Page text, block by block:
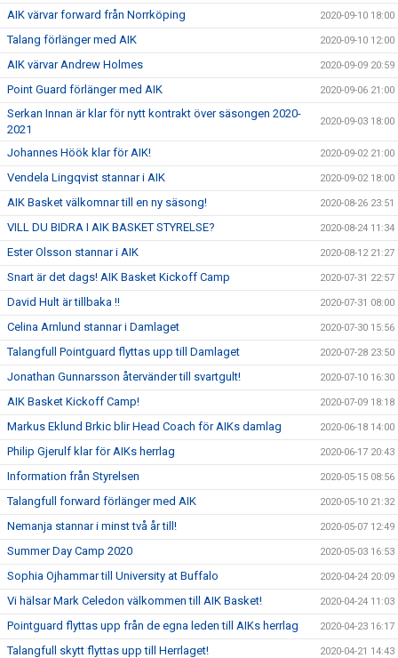
AIK värvar forward från Norrköping 2020-09-10 18:00
Talang förlänger med AIK 2020-09-10 12:00
AIK värvar Andrew Holmes 2020-09-09 20:59
Point Guard förlänger med AIK 2020-09-06 21:00
Serkan Innan är klar för nytt kontrakt över säsongen 2020-
2021
2020-09-03 18:00
Johannes Höök klar för AIK! 2020-09-02 21:00
Vendela Lingqvist stannar i AIK 2020-09-02 18:00
AIK Basket välkomnar till en ny säsong! 2020-08-26 23:51
VILL DU BIDRA I AIK BASKET STYRELSE? 2020-08-24 11:34
Ester Olsson stannar i AIK 2020-08-12 21:27
Snart är det dags! AIK Basket Kickoff Camp 2020-07-31 22:57
David Hult är tillbaka !! 2020-07-31 08:00
Celina Arnlund stannar i Damlaget 2020-07-30 15:56
Talangfull Pointguard flyttas upp till Damlaget 2020-07-28 23:50
Jonathan Gunnarsson återvänder till svartgult! 2020-07-10 16:30
AIK Basket Kickoff Camp! 2020-07-09 18:18
Markus Eklund Brkic blir Head Coach för AIKs damlag 2020-06-18 14:00
Philip Gjerulf klar för AIKs herrlag 2020-06-17 20:43
Information från Styrelsen 2020-05-15 08:56
Talangfull forward förlänger med AIK 2020-05-10 21:32
Nemanja stannar i minst två år till! 2020-05-07 12:49
Summer Day Camp 2020 2020-05-03 16:53
Sophia Ojhammar till University at Buffalo 2020-04-24 20:09
Vi hälsar Mark Celedon välkommen till AIK Basket! 2020-04-24 11:03
Pointguard flyttas upp från de egna leden till AIKs herrlag 2020-04-23 16:17
Talangfull skytt flyttas upp till Herrlaget! 2020-04-21 14:43